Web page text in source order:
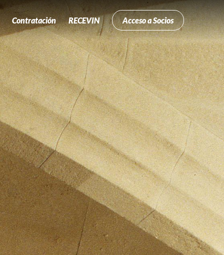
Contratación RECEVIN Acceso a Socios